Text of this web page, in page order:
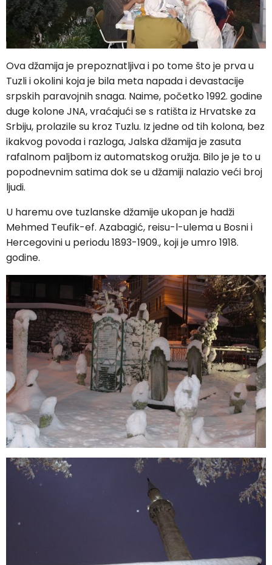
Ova džamija je prepoznatljiva i po tome što je prva u
Tuzli i okolini koja je bila meta napada i devastacije
srpskih paravojnih snaga. Naime, početko 1992. godine
duge kolone JNA, vraćajući se s ratišta iz Hrvatske za
Srbiju, prolazile su kroz Tuzlu. Iz jedne od tih kolona, bez
ikakvog povoda i razloga, Jalska džamija je zasuta
rafalnom paljbom iz automatskog oružja. Bilo je je to u
popodnevnim satima dok se u džamiji nalazio veći broj
ljudi.
U haremu ove tuzlanske džamije ukopan je hadži
Mehmed Teufik-ef. Azabagić, reisu-l-ulema u Bosni i
Hercegovini u periodu 1893-1909., koji je umro 1918.
godine.